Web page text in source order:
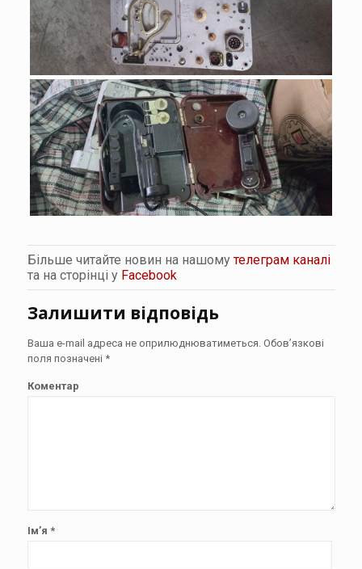
Більше читайте новин на нашомутелеграм каналі
та на сторінці у Facebook
Залишити відповідь
Ваша e-mail адреса не оприлюднюватиметься. Обов’язкові
поля позначені *
Коментар
Ім’я *